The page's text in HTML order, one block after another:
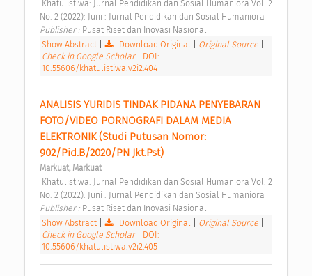
No. 2 (2022): Juni : Jurnal Pendidikan dan Sosial Humaniora
Publisher : Pusat Riset dan Inovasi Nasional
Show Abstract| Download Original Original Source
Check in Google Scholar
DOI:
10.55606/khatulistiwa.v2i2.404
ANALISIS YURIDIS TINDAK PIDANA PENYEBARAN
FOTO/VIDEO PORNOGRAFI DALAM MEDIA
ELEKTRONIK (Studi Putusan Nomor:
902/Pid.B/2020/PN Jkt.Pst)
Markuat, Markuat
No. 2 (2022): Juni : Jurnal Pendidikan dan Sosial Humaniora
Publisher : Pusat Riset dan Inovasi Nasional
Show Abstract| Download Original Original Source
Check in Google Scholar
DOI:
10.55606/khatulistiwa.v2i2.405